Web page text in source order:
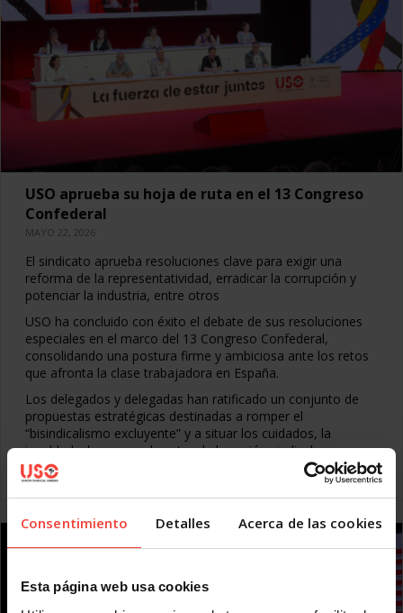
Consentimiento Detalles Acerca de las cookies
Esta página web usa cookies
USO aprueba su hoja de ruta en el 13 Congreso
Confederal
MAYO 22, 2026
El sindicato aprueba resoluciones clave para exigir una
reforma de la representatividad, erradicar la corrupción y
potenciar la industria, entre otros
USO ha concluido con éxito el debate de sus resoluciones
especiales en el marco del 13 Congreso Confederal,
consolidando una postura firme y ambiciosa ante los retos
que afronta la clase trabajadora en España.
Los delegados y delegadas han ratificado un conjunto de
propuestas estratégicas destinadas a romper el
“bisindicalismo excluyente” y a situar los cuidados, la
igualdad y la paz en el centro de la acción sindical.
Leer más